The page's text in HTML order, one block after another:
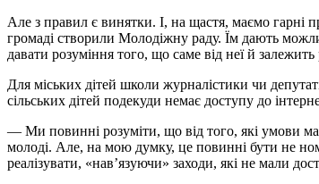
Але з правил є винятки. І, на щастя, маємо гарні
громаді створили Молодіжну раду. Їм дають
давати розуміння того, що саме від неї й
Для міських дітей школи журналістики чи
сільських дітей подекуди немає доступу до
— Ми повинні розуміти, що від того, які умови
молоді. Але, на мою думку, це повинні бути не
реалізувати, «нав’язуючи» заходи, які не мали